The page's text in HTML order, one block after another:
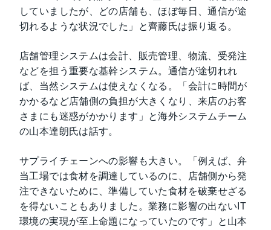
していましたが、どの店舗も、ほぼ毎日、通信が途
切れるような状況でした」と齊藤氏は振り返る。
店舗管理システムは会計、販売管理、物流、受発注
などを担う重要な基幹システム。通信が途切れれ
ば、当然システムは使えなくなる。「会計に時間が
かかるなど店舗側の負担が大きくなり、来店のお客
さまにも迷惑がかかります」と海外システムチーム
の山本達朗氏は話す。
サプライチェーンへの影響も大きい。「例えば、弁
当工場では食材を調達しているのに、店舗側から発
注できないために、準備していた食材を破棄せざる
を得ないこともありました。業務に影響の出ないIT
環境の実現が至上命題になっていたのです」と山本